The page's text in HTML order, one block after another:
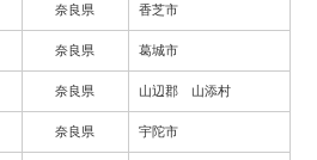
奈良県 香芝市
奈良県 葛城市
奈良県 山辺郡 山添村
奈良県 宇陀市